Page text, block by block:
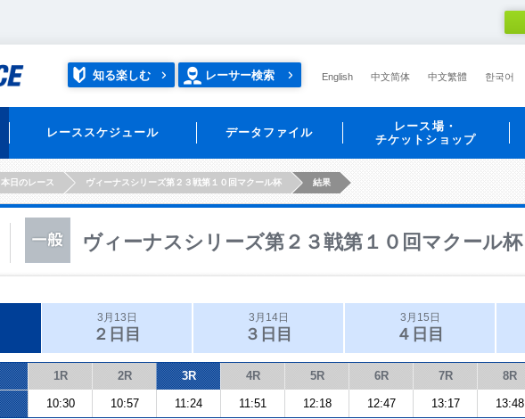
知る楽しむ レーサー検索 English 中文简体 中文繁體 한국어
レーススケジュール データファイル
レース場・
チケットショップ
本日のレース ヴィーナスシリーズ第２３戦第１０回マクール杯 結果
ヴィーナスシリーズ第２３戦第１０回マクール杯
3月13日
２日目
3月14日
３日目
3月15日
４日目
1R 2R 3R 4R 5R 6R 7R 8R
10:30 10:57 11:24 11:51 12:18 12:47 13:17 13:48